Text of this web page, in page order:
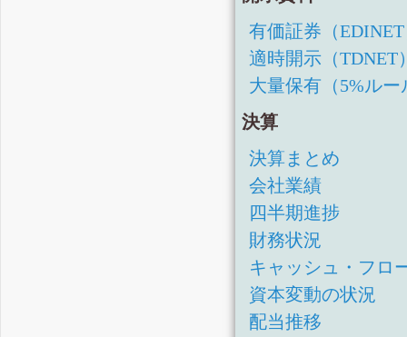
有価証券（EDINET
適時開示（TDNET）
大量保有（5%ルー
決算
決算まとめ
会社業績
四半期進捗
財務状況
キャッシュ・フロ
資本変動の状況
配当推移